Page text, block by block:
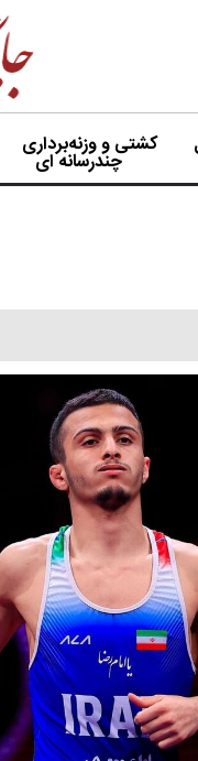
کشتی و وزنه‌برداری
چندرسانه ای